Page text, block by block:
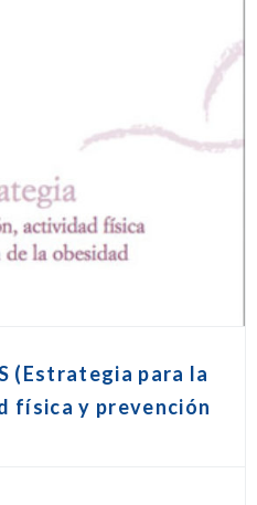
(Estrategia para la
física y prevención